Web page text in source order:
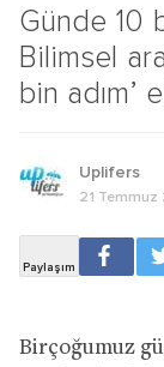
Günde 10
Bilimsel
bin adım’
Uplifers
21 Temmuz
Birçoğumuz